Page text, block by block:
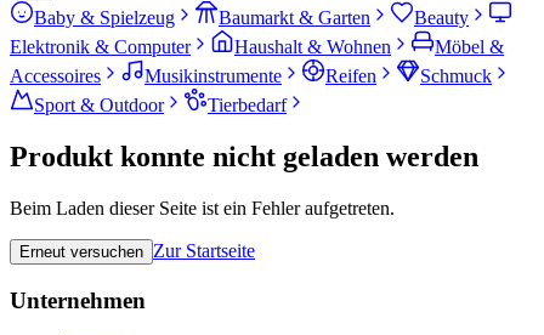
Baby & Spielzeug Baumarkt & Garten
Beauty
Elektronik & Computer
Haushalt & Wohnen
Möbel &
Accessoires
Musikinstrumente Reifen
Schmuck
Sport & Outdoor
Tierbedarf
Produkt konnte nicht geladen werden
Beim Laden dieser Seite ist ein Fehler aufgetreten.
Erneut versuchen Zur Startseite
Unternehmen